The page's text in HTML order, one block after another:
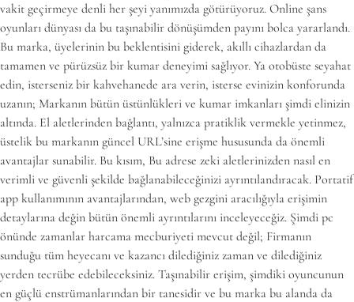
vakit geçirmeye denli her şeyi yanımızda götürüyoruz. Online şans
oyunları dünyası da bu taşınabilir dönüşümden payını bolca yararlandı.
Bu marka, üyelerinin bu beklentisini giderek, akıllı cihazlardan da
tamamen ve pürüzsüz bir kumar deneyimi sağlıyor. Ya otobüste seyahat
edin, isterseniz bir kahvehanede ara verin, isterse evinizin konforunda
uzanın; Markanın bütün üstünlükleri ve kumar imkanları şimdi elinizin
altında. El aletlerinden bağlantı, yalnızca pratiklik vermekle yetinmez,
üstelik bu markanın güncel URL’sine erişme hususunda da önemli
avantajlar sunabilir. Bu kısım, Bu adrese zeki aletlerinizden nasıl en
verimli ve güvenli şekilde bağlanabileceğinizi ayrıntılandıracak. Portatif
app kullanımının avantajlarından, web gezgini aracılığıyla erişimin
detaylarına değin bütün önemli ayrıntılarını inceleyeceğiz. Şimdi pc
önünde zamanlar harcama mecburiyeti mevcut değil; Firmanın
sunduğu tüm heyecanı ve kazancı dilediğiniz zaman ve dilediğiniz
yerden tecrübe edebileceksiniz. Taşınabilir erişim, şimdiki oyuncunun
en güçlü enstrümanlarından bir tanesidir ve bu marka bu alanda da